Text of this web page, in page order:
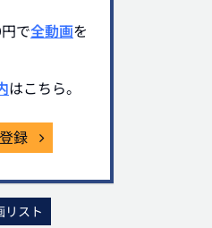
提案
で全動画を
はこちら。
録
スト